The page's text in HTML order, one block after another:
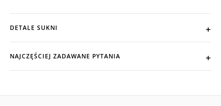
DETALE SUKNI
NAJCZĘŚCIEJ ZADAWANE PYTANIA